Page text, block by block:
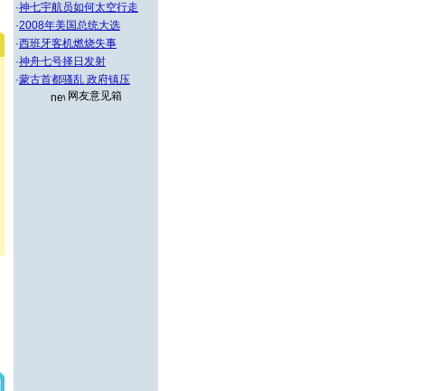
·神七宇航员如何太空行走
·2008年美国总统大选
·西班牙客机燃烧失事
·神舟七号择日发射
·蒙古首都骚乱 政府镇压
网友意见箱